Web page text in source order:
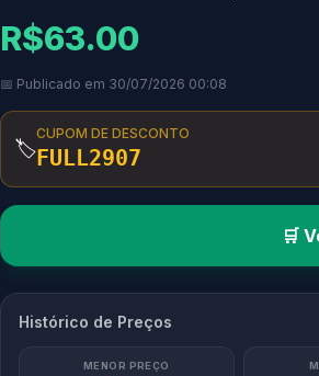
R$63.00
📅 Publicado em 30/07/2026 00:08
🏷️
CUPOM DE DESCONTO
FULL2907
🛒
Histórico de Preços
MENOR PREÇO